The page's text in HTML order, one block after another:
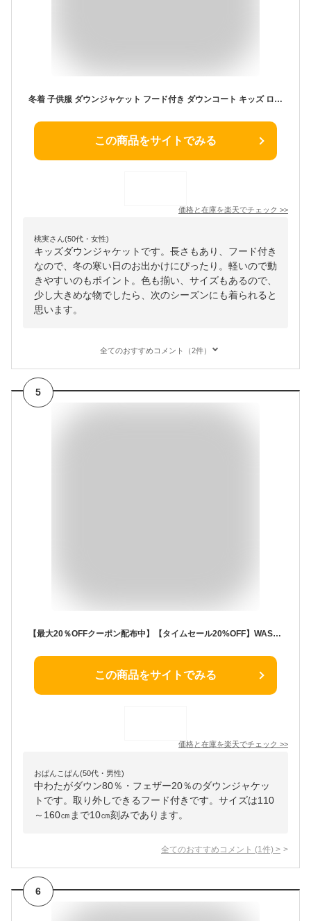
冬着 子供服 ダウンジャケット フード付き ダウンコート キッズ ロングコート 女の子 男の子 アウター ジャケット 送料無料 通学 通園 キッズ服 防寒 暖かい 秋冬 ジュニア 冬 アウトドア ロング キッズジャケット 6色 100cm 110cm 120cm 130cm 140cm 150cm 160cm お出かけ
この商品をサイトでみる
価格と在庫を楽天でチェック >>
桃実さん(50代・女性)
キッズダウンジャケットです。長さもあり、フード付き
なので、冬の寒い日のお出かけにぴったり。軽いので動
きやすいのもポイント。色も揃い、サイズもあるので、
少し大きめな物でしたら、次のシーズンにも着られると
思います。
全てのおすすめコメント（2件）
5
【最大20％OFFクーポン配布中】【タイムセール20%OFF】WASK 袖・フード取り外しダウンジャケット(110~160cm) 子供服 服 男の子 キッズ 機能性 防寒 アウター フード取り外し可能 あったかい キッズ服 小学生 アメカジ 高学年 冬服 110cm 120cm 130cm 140cm 150cm 160cm
この商品をサイトでみる
価格と在庫を楽天でチェック >>
おぱんこぱん(50代・男性)
中わたがダウン80％・フェザー20％のダウンジャケッ
トです。取り外しできるフード付きです。サイズは110
～160㎝まで10㎝刻みであります。
全てのおすすめコメント (1 件) >
6